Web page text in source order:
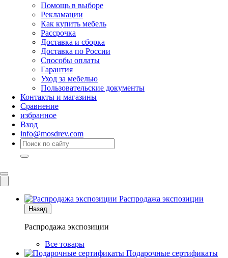
Помощь в выборе
Рекламации
Как купить мебель
Рассрочка
Доставка и сборка
Доставка по России
Способы оплаты
Гарантия
Уход за мебелью
Пользовательские документы
Контакты и магазины
Сравнение
избранное
Вход
info@mosdrev.com
Распродажа экспозиции
Назад
Распродажа экспозиции
Все товары
Подарочные сертификаты